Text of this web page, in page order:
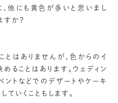
、他にも黄色が多いと思いまし
すか？
とはありませんが、色からのイ
ることはあります。ウェディン
ントなどでのデザートやケーキ
いくこともします。